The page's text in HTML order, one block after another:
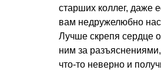
старших коллег, даже
вам недружелюбно
Лучше скрепя сердце
ним за
что-то неверно и